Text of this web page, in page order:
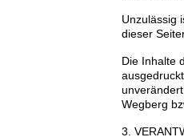
Unzulässig
dieser
Die Inhalte
Wegberg
3.